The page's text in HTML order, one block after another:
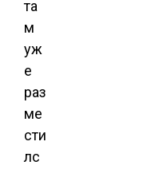
та
м
уж
е
раз
ме
сти
лс